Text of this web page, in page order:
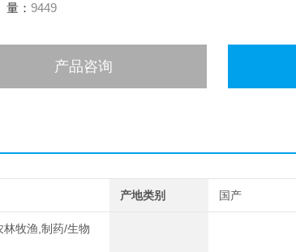
： 9449
产品咨询
产地类别 国产
牧渔,制药/生物